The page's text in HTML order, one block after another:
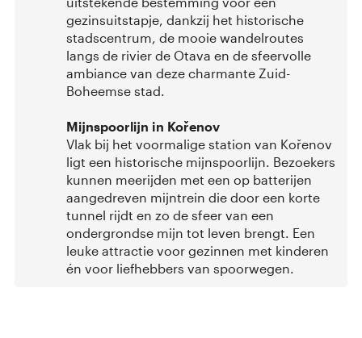
gezinsuitstapje, dankzij het historische
stadscentrum, de mooie wandelroutes
langs de rivier de Otava en de sfeervolle
ambiance van deze charmante Zuid-
Boheemse stad.
Mijnspoorlijn in Kořenov
Vlak bij het voormalige station van Kořenov
ligt een historische mijnspoorlijn. Bezoekers
kunnen meerijden met een op batterijen
aangedreven mijntrein die door een korte
tunnel rijdt en zo de sfeer van een
ondergrondse mijn tot leven brengt. Een
leuke attractie voor gezinnen met kinderen
én voor liefhebbers van spoorwegen.